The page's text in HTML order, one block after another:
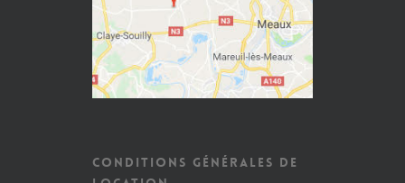
CONDITIONS GÉNÉRALES DE